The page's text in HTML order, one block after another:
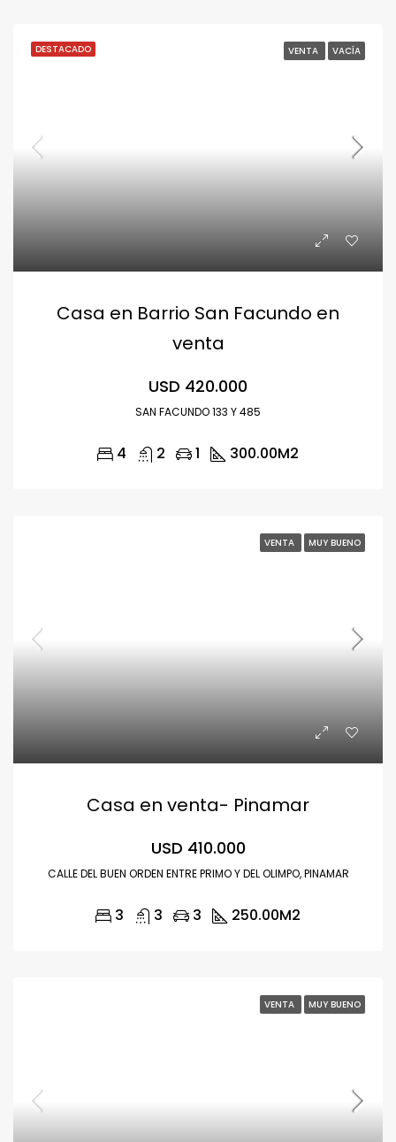
DESTACADO VENTA VACÍA
Casa en Barrio San Facundo en
venta
USD 420.000
SAN FACUNDO 133 Y 485
4 2 1 300.00M2
VENTA MUY BUENO
Casa en venta- Pinamar
USD 410.000
CALLE DEL BUEN ORDEN ENTRE PRIMO Y DEL OLIMPO, PINAMAR
3 3 3 250.00M2
VENTA MUY BUENO